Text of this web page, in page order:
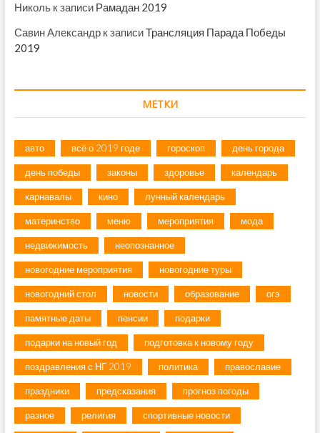
Никольк записи Рамадан 2019
Савин Александрк записиТрансляция Парада Победы
2019
МЕТКИ
авто всё о 2019 годе гороскоп день города
день победы законы здоровье календарь
карнавалы кино лунный календарь
материнство меню мероприятия мода
недвижимость неопознанное
новогодние мероприятия новогодние туры
новогодний стол новости образование огэ
памятные даты пенсии подарки
подарки на новый год подготовка к новому году
поздравления с НГ 2019 политика православие
праздники предсказания прогноз погоды
разное религия спортивные новости